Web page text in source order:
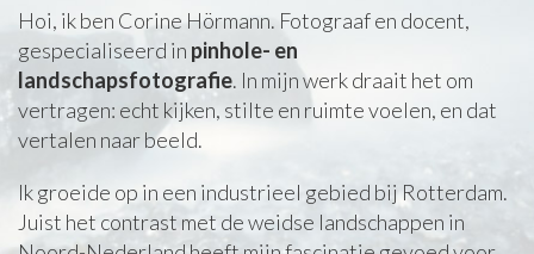
Hoi, ik ben Corine Hörmann. Fotograaf en docent,
gespecialiseerd in pinhole- en
landschapsfotografie. In mijn werk draait het om
vertragen: echt kijken, stilte en ruimte voelen, en dat
vertalen naar beeld.
Ik groeide op in een industrieel gebied bij Rotterdam.
Juist het contrast met de weidse landschappen in